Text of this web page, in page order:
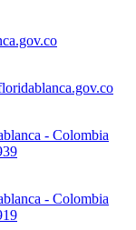
- Colombia
- Colombia